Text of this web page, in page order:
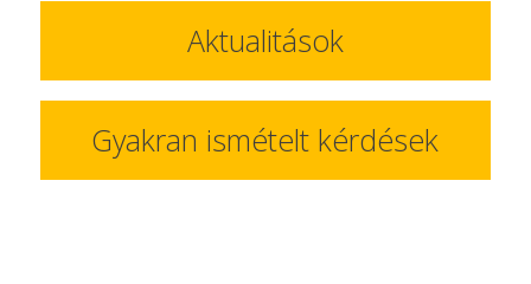
Aktualitások
Gyakran ismételt kérdések